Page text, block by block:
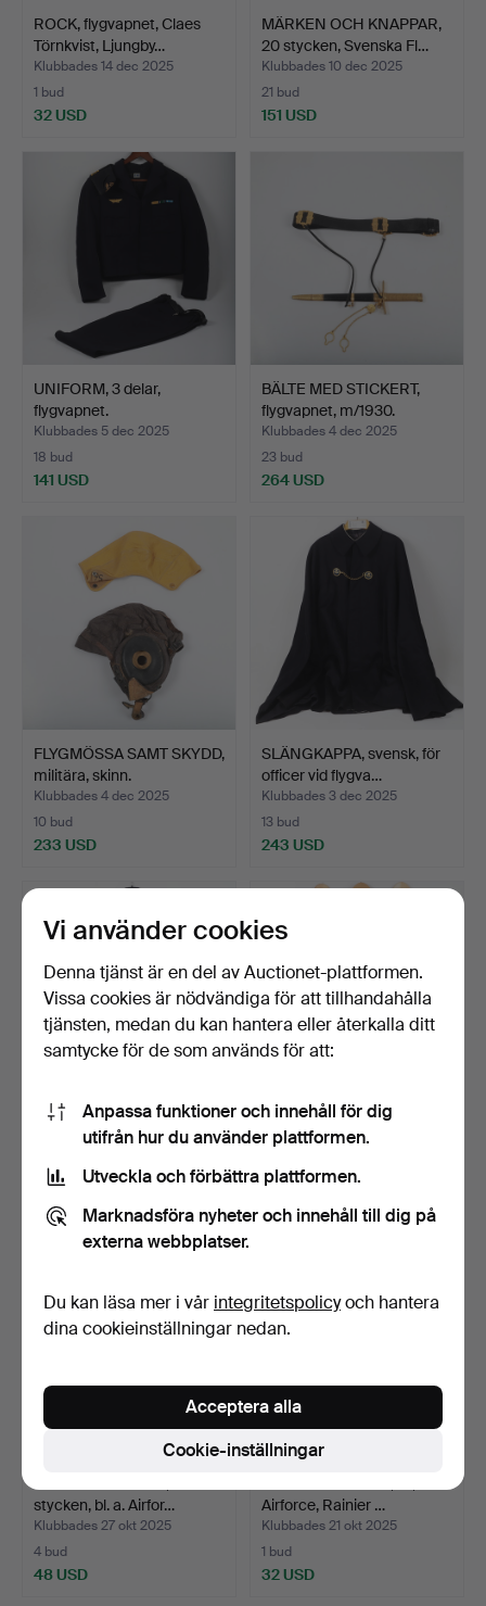
ROCK, flygvapnet, Claes
Törnkvist, Ljungby…
Klubbades 14 dec 2025
1 bud
32 USD
MÄRKEN OCH KNAPPAR,
20 stycken, Svenska Fl…
Klubbades 10 dec 2025
21 bud
151 USD
UNIFORM, 3 delar,
flygvapnet.
Klubbades 5 dec 2025
18 bud
141 USD
BÄLTE MED STICKERT,
flygvapnet, m/1930.
Klubbades 4 dec 2025
23 bud
264 USD
FLYGMÖSSA SAMT SKYDD,
militära, skinn.
Klubbades 4 dec 2025
10 bud
233 USD
SLÄNGKAPPA, svensk, för
officer vid flygva…
Klubbades 3 dec 2025
13 bud
243 USD
VAPENROCK, Norge,
M/1914.
8 bud
138 USD
UNIFORM, 5 delar, överste,
Svenska Flygvap…
30 bud
275 USD
stycken, bl. a. Airfor…
Klubbades 27 okt 2025
4 bud
48 USD
Airforce, Rainier …
Klubbades 21 okt 2025
1 bud
32 USD
Vi använder cookies
Denna tjänst är en del av Auctionet-plattformen.
Vissa cookies är nödvändiga för att tillhandahålla
tjänsten, medan du kan hantera eller återkalla ditt
samtycke för de som används för att:
Anpassa funktioner och innehåll för dig
utifrån hur du använder plattformen.
Utveckla och förbättra plattformen.
Marknadsföra nyheter och innehåll till dig på
externa webbplatser.
Du kan läsa mer i vår integritetspolicyoch hantera
dina cookieinställningar nedan.
Cookie-inställningar
Acceptera alla